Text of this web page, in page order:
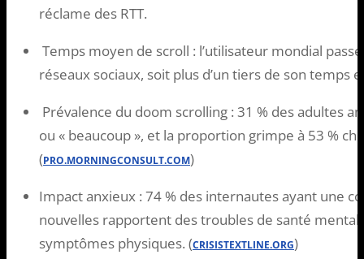
réclame des RTT.
Temps moyen de scroll : l’utilisateur mondial
réseaux sociaux, soit plus d’un tiers de son temps
Prévalence du doom scrolling : 31 % des adultes
ou « beaucoup », et la proportion grimpe à 53 %
(PRO.MORNINGCONSULT.COM)
Impact anxieux : 74 % des internautes ayant une
nouvelles rapportent des troubles de santé
symptômes physiques. (CRISISTEXTLINE.ORG)